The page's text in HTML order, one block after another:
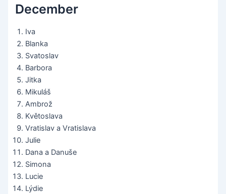
December
Iva
Blanka
Svatoslav
Barbora
Jitka
Mikuláš
Ambrož
Květoslava
Vratislav a Vratislava
Julie
Dana a Danuše
Simona
Lucie
Lýdie